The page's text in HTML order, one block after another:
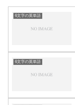
6文字の英単語
6文字の英単語